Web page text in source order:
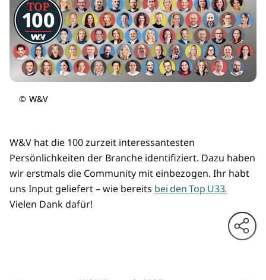
© W&V
W&V hat die 100 zurzeit interessantesten
Persönlichkeiten der Branche identifiziert. Dazu haben
wir erstmals die Community mit einbezogen. Ihr habt
uns Input geliefert – wie bereits bei den Top U33.
Vielen Dank dafür!